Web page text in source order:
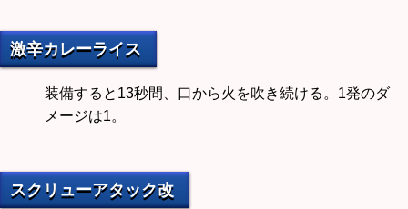
激辛カレーライス
装備すると13秒間、口から火を吹き続ける。1発のダ
メージは1。
スクリューアタック改